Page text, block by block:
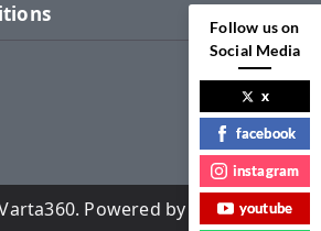
Powered by Surbhi
Follow us on
Social Media
x
facebook
instagram
youtube